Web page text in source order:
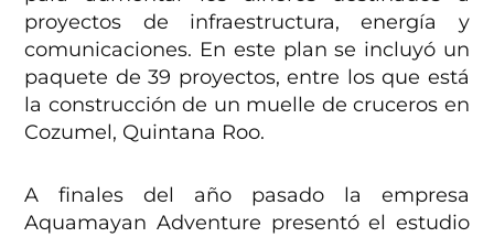
proyectos de infraestructura, energía y
comunicaciones. En este plan se incluyó un
paquete de 39 proyectos, entre los que está
la construcción de un muelle de cruceros en
Cozumel, Quintana Roo.
A finales del año pasado la empresa
Aquamayan Adventure presentó el estudio